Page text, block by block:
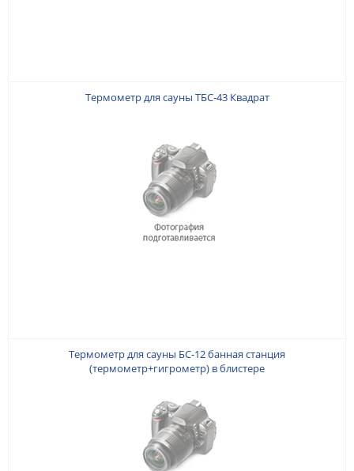
Термометр для сауны ТБС-43 Квадрат
Термометр для сауны БС-12 банная станция
(термометр+гигрометр) в блистере